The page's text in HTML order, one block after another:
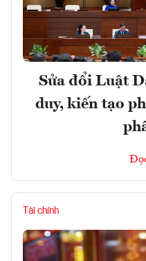
Sửa đổi Luật
duy, kiến tạo
Tài chính